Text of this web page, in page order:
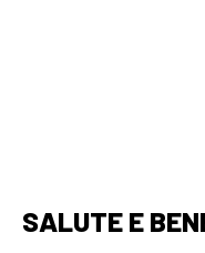
SALUTE E